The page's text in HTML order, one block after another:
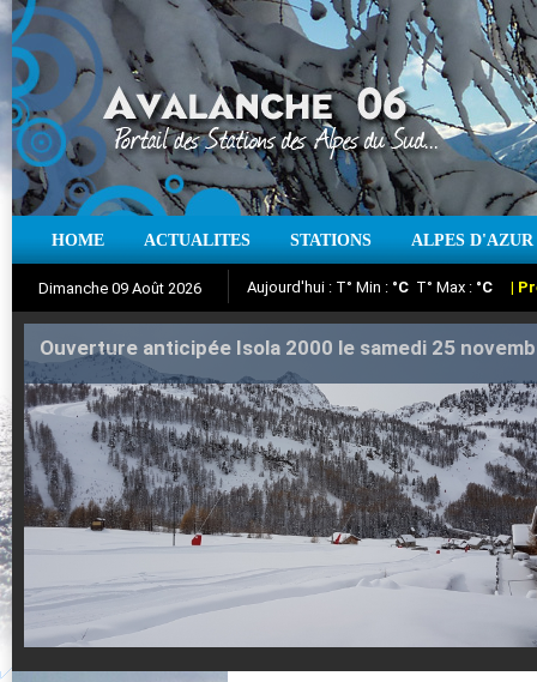
HOME ACTUALITES STATIONS ALPES D'AZUR
Dimanche 09 Août 2026 Aujourd'hui : T° Min : °C T° Max : °C |
Iso à 0° :mNeige sur 12 heures :cm
Suivez en direct l'actualité des stations
Ouverture anticipée Isola 2000 le samedi 25